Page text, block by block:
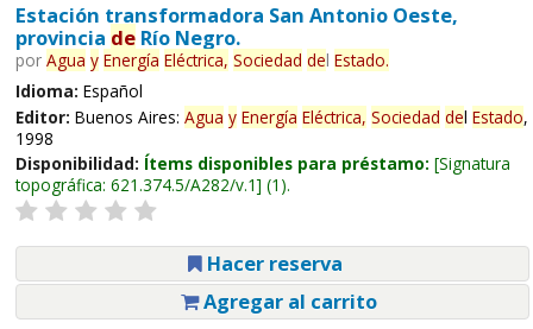
Estación transformadora San Antonio Oeste,
provincia deRío Negro.
por Agua y Energía Eléctrica, Sociedad del Estado.
Idioma: Español
Editor: Buenos Aires: Agua y Energía Eléctrica, Sociedad del Estado,
1998
Disponibilidad: Ítems disponibles para préstamo: Signatura
topográfica: 621.374.5/A282/v.1 (1).
Hacer reserva
Agregar al carrito